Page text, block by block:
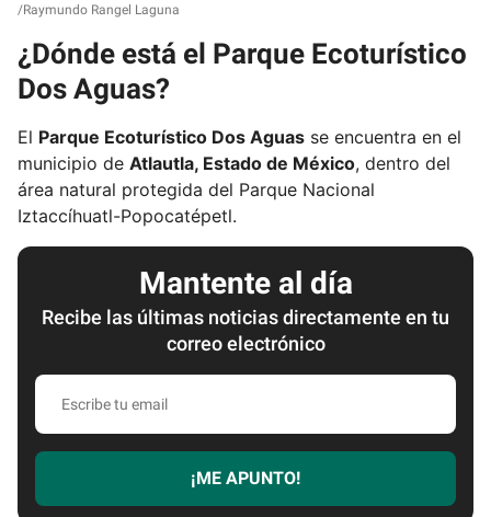
Raymundo Rangel Laguna
¿Dónde está el Parque Ecoturístico
Dos Aguas?
El Parque Ecoturístico Dos Aguas se encuentra en el
municipio de Atlautla, Estado de México, dentro del
área natural protegida del Parque Nacional
Iztaccíhuatl-Popocatépetl.
Mantente al día
Recibe las últimas noticias directamente en tu
correo electrónico
E
c
r
¡ME APUNTO!